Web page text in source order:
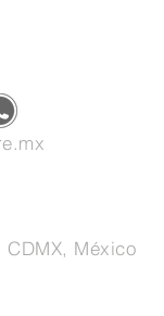
CDMX, México